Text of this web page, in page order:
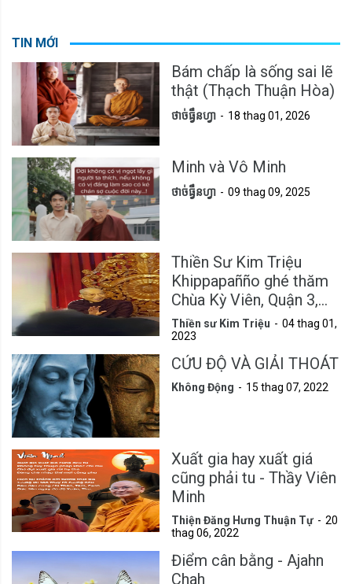
TIN MỚI
Bám chấp là sống sai lẽ
thật (Thạch Thuận Hòa)
ថាច់ធ្វឹនហ្វា 18 thag 01, 2026
Minh và Vô Minh
ថាច់ធ្វឹនហ្វា 09 thag 09, 2025
Thiền Sư Kim Triệu
Khippapañño ghé thăm
Chùa Kỳ Viên, Quận 3,
Tp.HCM
Thiền sư Kim Triệu
04 thag 01,
2023
CỨU ĐỘ VÀ GIẢI THOÁT
Không Động 15 thag 07, 2022
Xuất gia hay xuất giá
cũng phải tu - Thầy Viên
Minh
Thiện Đăng Hưng Thuận Tự
20
thag 06, 2022
Điểm cân bằng - Ajahn
Chah